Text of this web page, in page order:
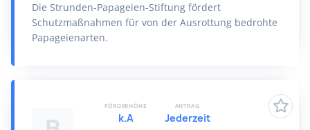
Die Strunden-Papageien-Stiftung fördert
Schutzmaßnahmen für von der Ausrottung bedrohte
Papageienarten.
FÖRDERHÖHE
k.A
ANTRAG
Jederzeit